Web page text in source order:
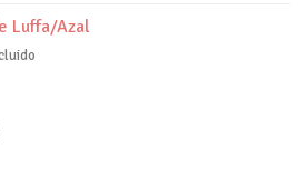
Luffa/Azal